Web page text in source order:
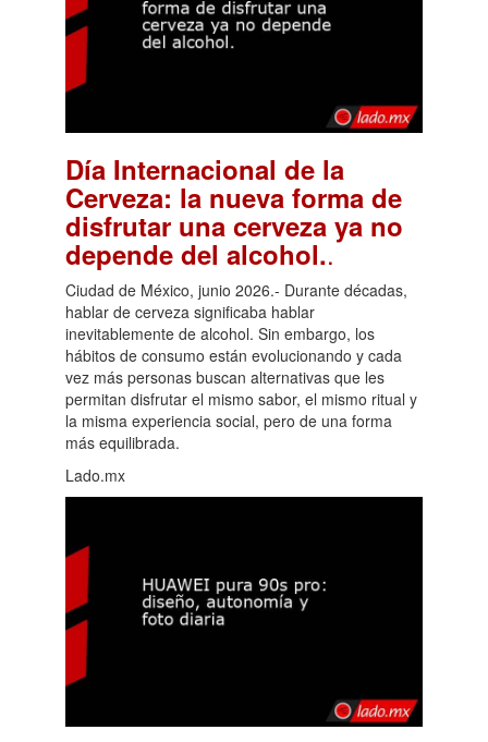
Día Internacional de la
Cerveza: la nueva forma de
disfrutar una cerveza ya no
depende del alcohol..
Ciudad de México, junio 2026.- Durante décadas,
hablar de cerveza significaba hablar
inevitablemente de alcohol. Sin embargo, los
hábitos de consumo están evolucionando y cada
vez más personas buscan alternativas que les
permitan disfrutar el mismo sabor, el mismo ritual y
la misma experiencia social, pero de una forma
más equilibrada.
Lado.mx